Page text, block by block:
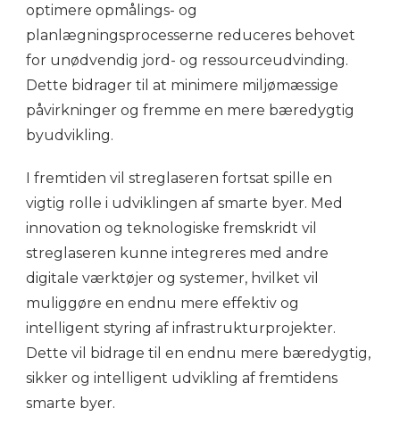
optimere opmålings- og
planlægningsprocesserne reduceres behovet
for unødvendig jord- og ressourceudvinding.
Dette bidrager til at minimere miljømæssige
påvirkninger og fremme en mere bæredygtig
byudvikling.
I fremtiden vil streglaseren fortsat spille en
vigtig rolle i udviklingen af smarte byer. Med
innovation og teknologiske fremskridt vil
streglaseren kunne integreres med andre
digitale værktøjer og systemer, hvilket vil
muliggøre en endnu mere effektiv og
intelligent styring af infrastrukturprojekter.
Dette vil bidrage til en endnu mere bæredygtig,
sikker og intelligent udvikling af fremtidens
smarte byer.